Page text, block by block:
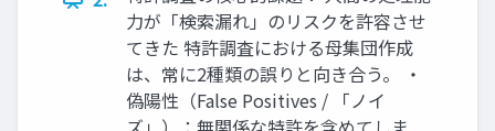
力が「検索漏れ」のリスクを許容させ
てきた 特許調査における母集団作成
は、常に2種類の誤りと向き合う。 ・
偽陽性（False Positives / 「ノイ